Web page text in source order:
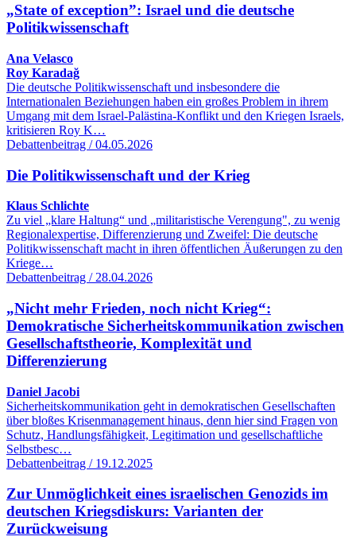
„State of exception”: Israel und die deutsche
Politikwissenschaft
Ana Velasco
Roy Karadağ
Die deutsche Politikwissenschaft und insbesondere die
Internationalen Beziehungen haben ein großes Problem in ihrem
Umgang mit dem Israel-Palästina-Konflikt und den Kriegen Israels,
kritisieren Roy K…
Debattenbeitrag / 04.05.2026
Die Politikwissenschaft und der Krieg
Klaus Schlichte
Zu viel „klare Haltung“ und „militaristische Verengung", zu wenig
Regionalexpertise, Differenzierung und Zweifel: Die deutsche
Politikwissenschaft macht in ihren öffentlichen Äußerungen zu den
Kriege…
Debattenbeitrag / 28.04.2026
„Nicht mehr Frieden, noch nicht Krieg“:
Demokratische Sicherheitskommunikation zwischen
Gesellschaftstheorie, Komplexität und
Differenzierung
Daniel Jacobi
Sicherheitskommunikation geht in demokratischen Gesellschaften
über bloßes Krisenmanagement hinaus, denn hier sind Fragen von
Schutz, Handlungsfähigkeit, Legitimation und gesellschaftliche
Selbstbesc…
Debattenbeitrag / 19.12.2025
Zur Unmöglichkeit eines israelischen Genozids im
deutschen Kriegsdiskurs: Varianten der
Zurückweisung